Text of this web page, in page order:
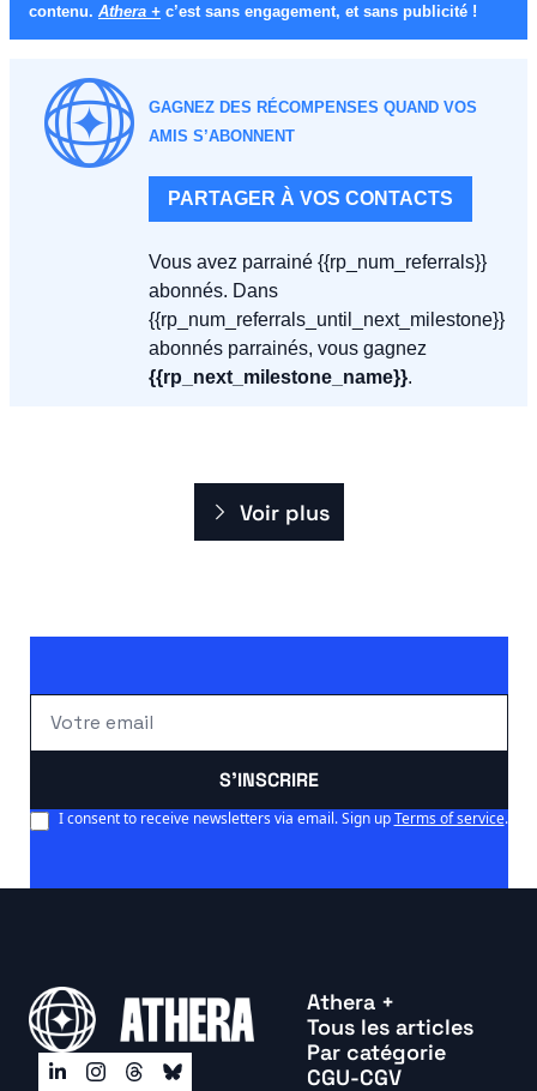
contenu. Athera + c’est sans engagement, et sans publicité !
GAGNEZ DES RÉCOMPENSES QUAND VOS
AMIS S’ABONNENT
PARTAGER À VOS CONTACTS
Vous avez parrainé {{rp_num_referrals}}
abonnés. Dans
{{rp_num_referrals_until_next_milestone}}
{{rp_next_milestone_name}}.
Voir plus
S'INSCRIRE
I consent to receive newsletters via email. Sign up Terms of service.
Athera +
Tous les articles
Par catégorie
CGU-CGV